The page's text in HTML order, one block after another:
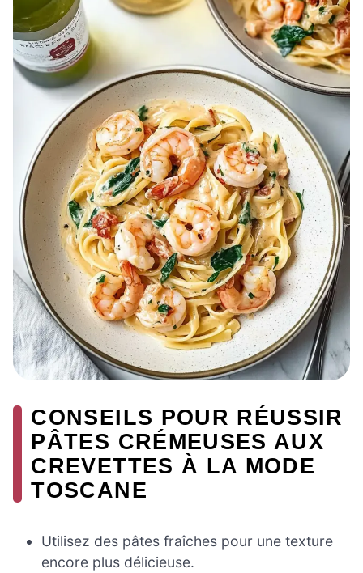
CONSEILS POUR RÉUSSIR
PÂTES CRÉMEUSES AUX
CREVETTES À LA MODE
TOSCANE
Utilisez des pâtes fraîches pour une texture
encore plus délicieuse.